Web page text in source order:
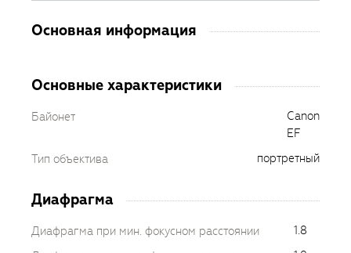
Основная информация
Основные характеристики
Байонет
Canon
EF
Тип объектива
портретный
Диафрагма
Диафрагма при мин. фокусном расстоянии
1.8